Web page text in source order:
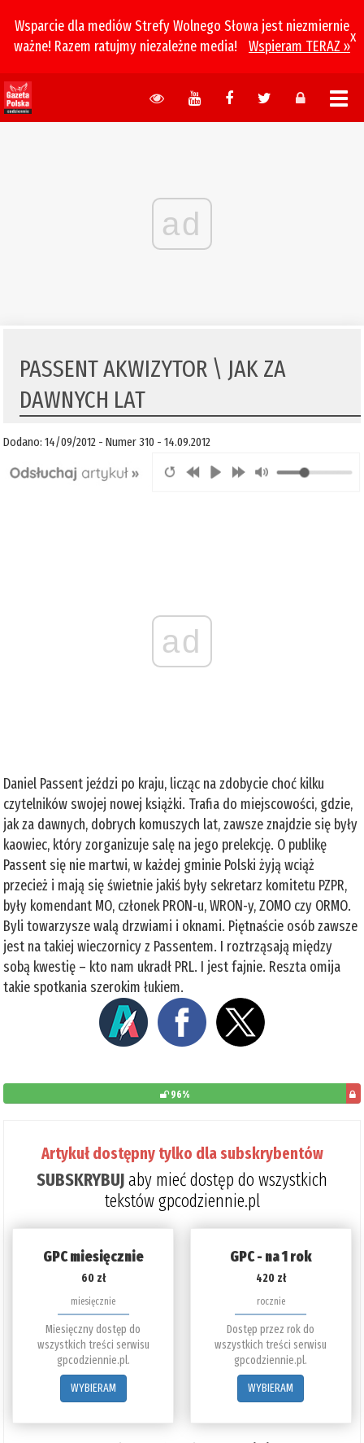
Wsparcie dla mediów Strefy Wolnego Słowa jest niezmiernie
ważne! Razem ratujmy niezależne media!
Wspieram TERAZ »
x
ad
PASSENT AKWIZYTOR \ JAK ZA
DAWNYCH LAT
Dodano: 14/09/2012 - Numer 310 - 14.09.2012
ad
Daniel Passent jeździ po kraju, licząc na zdobycie choć kilku
czytelników swojej nowej książki. Trafia do miejscowości, gdzie,
jak za dawnych, dobrych komuszych lat, zawsze znajdzie się były
kaowiec, który zorganizuje salę na jego prelekcję. O publikę
Passent się nie martwi, w każdej gminie Polski żyją wciąż
przecież i mają się świetnie jakiś były sekretarz komitetu PZPR,
były komendant MO, członek PRON-u, WRON-y, ZOMO czy ORMO.
Byli towarzysze walą drzwiami i oknami. Piętnaście osób zawsze
jest na takiej wieczornicy z Passentem. I roztrząsają między
sobą kwestię – kto nam ukradł PRL. I jest fajnie. Reszta omija
takie spotkania szerokim łukiem.
96%
Artykuł dostępny tylko dla subskrybentów
SUBSKRYBUJaby mieć dostęp do wszystkich
tekstów gpcodziennie.pl
GPC miesięcznie
60 zł
miesięcznie
Miesięczny dostęp do
wszystkich treści serwisu
gpcodziennie.pl.
WYBIERAM
GPC - na 1 rok
420 zł
rocznie
Dostęp przez rok do
wszystkich treści serwisu
gpcodziennie.pl.
WYBIERAM